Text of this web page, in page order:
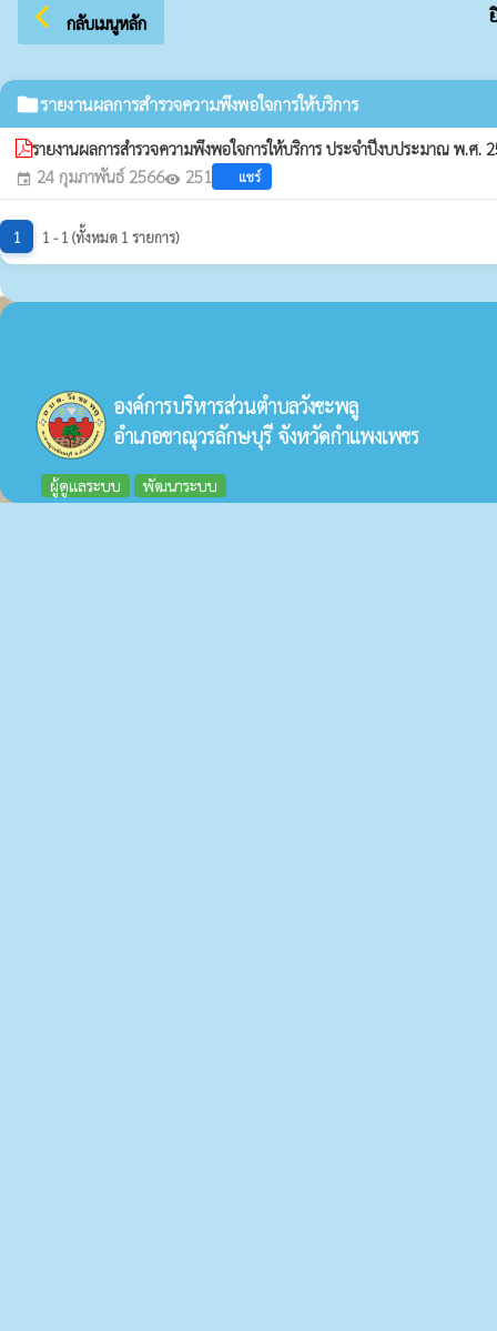
arrow_back_ios กลับเมนูหลัก ยิ
folderรายงานผลการสำรวจความพึงพอใจการให้บริการ
รายงานผลการสำรวจความพึงพอใจการให้บริการ ประจำปีงบประมาณ พ.ศ.
event 24 กุมภาพันธ์ 2566visibility 251 แชร์
1 1 - 1 (ทั้งหมด 1 รายการ)
องค์การบริหารส่วนตำบลวังชะพลู
อำเภอขาณุวรลักษบุรี จังหวัดกำแพงเพชร
ผู้ดูแลระบบ พัฒนาระบบ